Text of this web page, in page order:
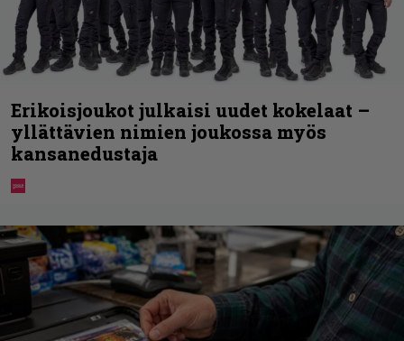
Erikoisjoukot julkaisi uudet kokelaat –
yllättävien nimien joukossa myös
kansanedustaja